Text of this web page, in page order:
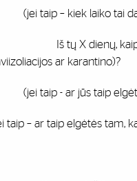
taip – kiek laiko tai
tų X dienų, kaip dažnai
ar karantino)?
taip - ar jūs taip elgėtės
taip – ar taip elgėtės tam,